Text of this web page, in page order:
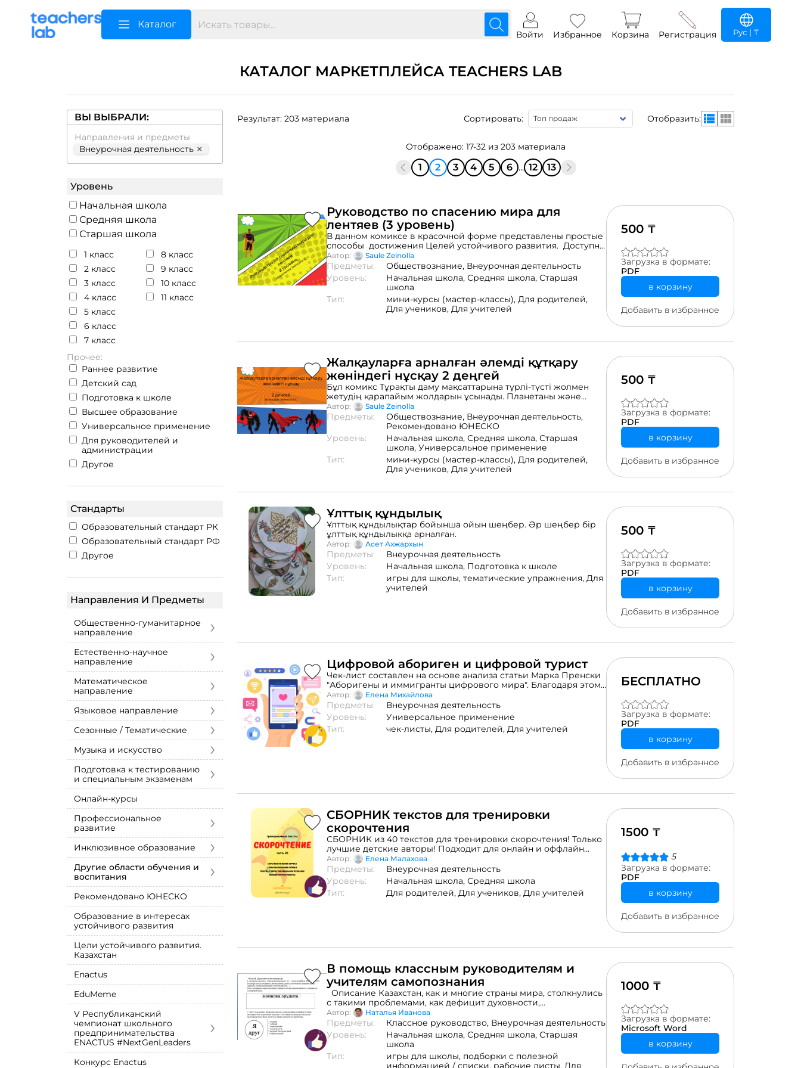
Каталог
Войти Избранное Корзина Регистрация Рус | ₸
КАТАЛОГ МАРКЕТПЛЕЙСА TEACHERS LAB
ВЫ ВЫБРАЛИ:
Направления и предметы
Внеурочная деятельность ×
Уровень
Начальная школа
Средняя школа
Старшая школа
1 класс
2 класс
3 класс
4 класс
5 класс
6 класс
7 класс
8 класс
9 класс
10 класс
11 класс
Прочее:
Раннее развитие
Детский сад
Подготовка к школе
Высшее образование
Универсальное применение
Для руководителей и
администрации
Другое
Стандарты
Образовательный стандарт РК
Образовательный стандарт РФ
Другое
Направления И Предметы
Общественно-гуманитарное
направление
›
Естественно-научное
направление
›
Математическое
направление
›
Языковое направление ›
Сезонные / Тематические ›
Музыка и искусство ›
Подготовка к тестированию
и специальным экзаменам
›
Онлайн-курсы
Профессиональное
развитие
›
Инклюзивное образование ›
Другие области обучения и
воспитания
›
Рекомендовано ЮНЕСКО
Образование в интересах
устойчивого развития
Цели устойчивого развития.
Казахстан
Enactus
EduMeme
V Республиканский
чемпионат школьного
предпринимательства
ENACTUS #NextGenLeaders
›
Конкурс Enactus
Результат: 203 материала Сортировать: Отобразить:
Отображено: 17-32 из 203 материала
1 2 3 4 5 6 ... 12 13
Руководство по спасению мира для
лентяев (3 уровень)
В данном комиксе в красочной форме представлены простые
способы достижения Целей устойчивого развития. Доступно
и легко рассказано об ежедневных действиях,
способствующих сохранению планеты и окружающей среды.
Рекомендованы для читателей любого возраста.
Автор: Saule Zeinolla
Предметы: Обществознание, Внеурочная деятельность
Уровень:
Начальная школа, Средняя школа, Старшая
школа
Тип:
мини-курсы (мастер-классы), Для родителей,
Для учеников, Для учителей
500 ₸
Загрузка в формате:
PDF
в корзину
Добавить в избранное
Жалқауларға арналған әлемді құтқару
жөніндегі нұсқау 2 деңгей
Бұл комикс Тұрақты даму мақсаттарына түрлі-түсті жолмен
жетудің қарапайым жолдарын ұсынады. Планетаны және
қоршаған ортаны сақтауға ықпал ететін күнделікті қол жетімді
әрекеттер туралы оңай айтылған. Барлық жастағы
оқырмандарға ұсынылады.
Автор: Saule Zeinolla
Предметы: Обществознание, Внеурочная деятельность,
Рекомендовано ЮНЕСКО
Уровень:
Начальная школа, Средняя школа, Старшая
школа, Универсальное применение
Тип:
мини-курсы (мастер-классы), Для родителей,
Для учеников, Для учителей
500 ₸
Загрузка в формате:
PDF
в корзину
Добавить в избранное
Ұлттық құндылық
Ұлттық құндылықтар бойынша ойын шеңбер. Әр шеңбер бір
ұлттық құндылыкқа арналған.
Автор: Асет Ахжархын
Предметы:
Внеурочная деятельность
Уровень:
Начальная школа, Подготовка к школе
Тип:
игры для школы, тематические упражнения, Для
учителей
500 ₸
Загрузка в формате:
PDF
в корзину
Добавить в избранное
Цифровой абориген и цифровой турист
Чек-лист составлен на основе анализа статьи Марка Пренски
"Аборигены и иммигранты цифрового мира". Благодаря этому
чек-листу вы узнаете отличительные черты цифрового
аборигена и цифрового туриста. Что хорошо получается у
цифровых аборигенов, а в чем хороши цифровые туристы.
Автор: Елена Михайлова
Предметы:
Внеурочная деятельность
Уровень:
Универсальное применение
Тип:
чек-листы, Для родителей, Для учителей
БЕСПЛАТНО
Загрузка в формате:
PDF
в корзину
Добавить в избранное
СБОРНИК текстов для тренировки
скорочтения
СБОРНИК из 40 текстов для тренировки скорочтения! Только
лучшие детские авторы! Подходит для онлайн и оффлайн
занятий, в группе и индивидуально, с педагогом и
самостоятельно. Перевёрнутые тексты, тексты с
переставленными буквами, с закрытой верхней или нижней
частью строки способствуют повышению качества чтения. Во-
первых, это очень увлекательное и весёлое занятие! А во-
Автор: Елена Малахова
Предметы:
Внеурочная деятельность
Уровень:
Начальная школа, Средняя школа
Тип:
Для родителей, Для учеников, Для учителей
1500 ₸
5
Загрузка в формате:
PDF
в корзину
Добавить в избранное
В помощь классным руководителям и
учителям самопознания
Описание Казахстан, как и многие страны мира, столкнулись
с такими проблемами, как дефицит духовности,
безнравственность, разобщенность людей. Цель
современного образования: вернуть людям веру в высшие
идеалы, гуманные ценности, помочь поверить в себя, свои
силы. Интегрированный предмет Самопознание выполняет в
этом смысле ключевую роль. Шестилетний опыт
преподавания самопознания выявил проблемы в
Автор: Наталья Иванова
Предметы: Классное руководство, Внеурочная деятельность
Уровень:
Начальная школа, Средняя школа, Старшая
школа
Тип:
игры для школы, подборки с полезной
информацией / списки, рабочие листы, Для
1000 ₸
Загрузка в формате:
Microsoft Word
в корзину